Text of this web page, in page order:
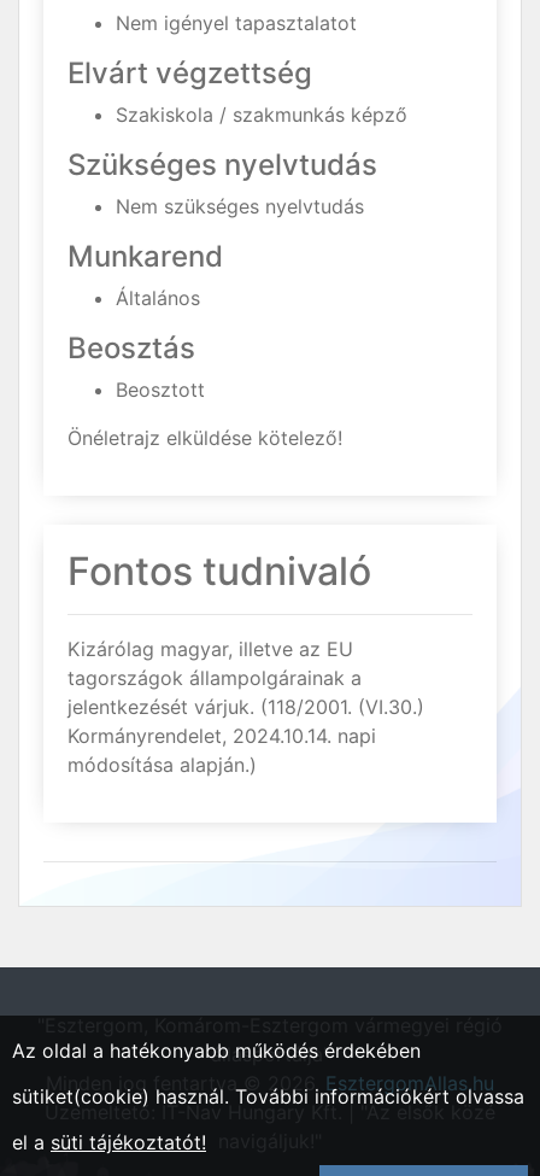
Nem igényel tapasztalatot
Elvárt végzettség
Szakiskola / szakmunkás képző
Szükséges nyelvtudás
Nem szükséges nyelvtudás
Munkarend
Általános
Beosztás
Beosztott
Önéletrajz elküldése kötelező!
Fontos tudnivaló
Kizárólag magyar, illetve az EU
tagországok állampolgárainak a
jelentkezését várjuk. (118/2001. (VI.30.)
Kormányrendelet, 2024.10.14. napi
módosítása alapján.)
állásportálja"
Minden jog fentartva © 2026. EsztergomAllas.hu
Üzemeltető: IT-Nav Hungary Kft. | "Az elsők közé
Az oldal a hatékonyabb működés érdekében
sütiket(cookie) használ. További információkért olvassa
el a süti tájékoztatót!